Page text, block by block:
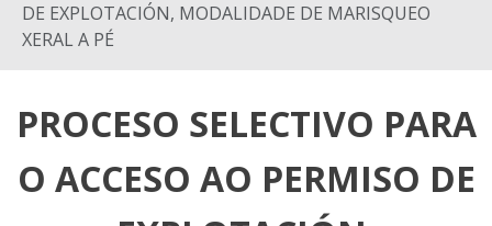
DE EXPLOTACIÓN, MODALIDADE DE MARISQUEO
XERAL A PÉ
PROCESO SELECTIVO PARA
O ACCESO AO PERMISO DE